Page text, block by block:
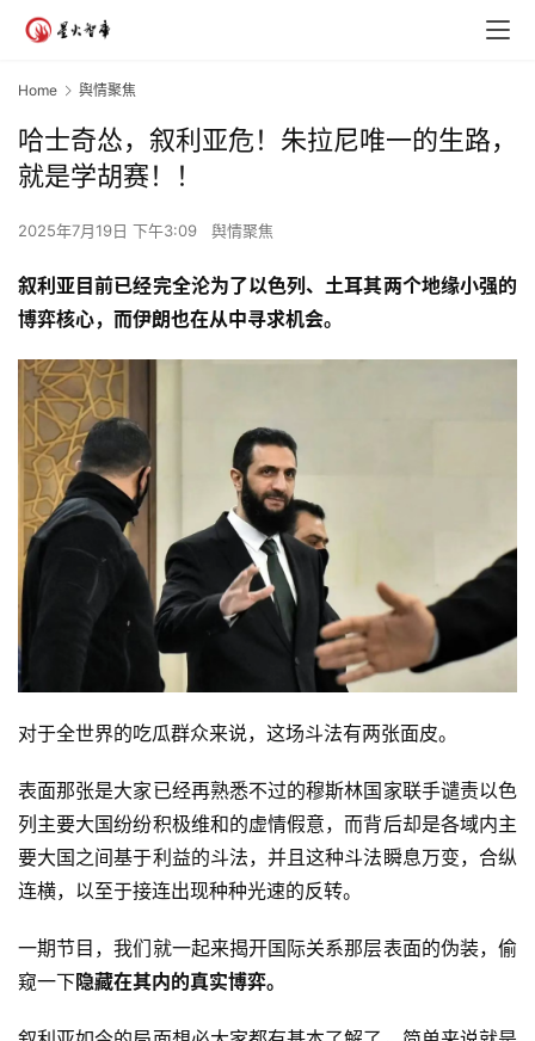
Home 舆情聚焦
哈士奇怂，叙利亚危！朱拉尼唯一的生路，
就是学胡赛！！
2025年7月19日 下午3:09 舆情聚焦
叙利亚目前已经完全沦为了以色列、土耳其两个地缘小强的
博弈核心，而伊朗也在从中寻求机会。
对于全世界的吃瓜群众来说，这场斗法有两张面皮。
表面那张是大家已经再熟悉不过的穆斯林国家联手谴责以色
列主要大国纷纷积极维和的虚情假意，而背后却是各域内主
要大国之间基于利益的斗法，并且这种斗法瞬息万变，合纵
连横，以至于接连出现种种光速的反转。
一期节目，我们就一起来揭开国际关系那层表面的伪装，偷
窥一下隐藏在其内的真实博弈。